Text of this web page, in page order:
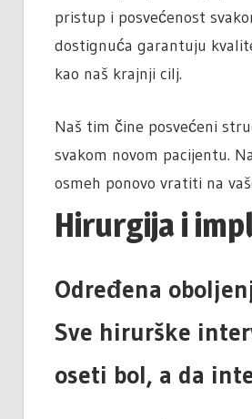
pristup i posvećenost
dostignuća garantuju
kao naš krajnji cilj.
Naš tim čine posvećeni
svakom novom pacijentu.
osmeh ponovo vratiti na
Hirurgija i
Određena
Sve hirurške
oseti bol, a da